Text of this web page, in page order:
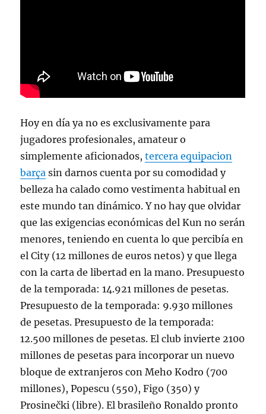
Hoy en día ya no es exclusivamente para
jugadores profesionales, amateur o
simplemente aficionados,tercera equipacion
barça sin darnos cuenta por su comodidad y
belleza ha calado como vestimenta habitual en
este mundo tan dinámico. Y no hay que olvidar
que las exigencias económicas del Kun no serán
menores, teniendo en cuenta lo que percibía en
el City (12 millones de euros netos) y que llega
con la carta de libertad en la mano. Presupuesto
de la temporada: 14.921 millones de pesetas.
Presupuesto de la temporada: 9.930 millones
de pesetas. Presupuesto de la temporada:
12.500 millones de pesetas. El club invierte 2100
millones de pesetas para incorporar un nuevo
bloque de extranjeros con Meho Kodro (700
millones), Popescu (550), Figo (350) y
Prosinečki (libre). El brasileño Ronaldo pronto